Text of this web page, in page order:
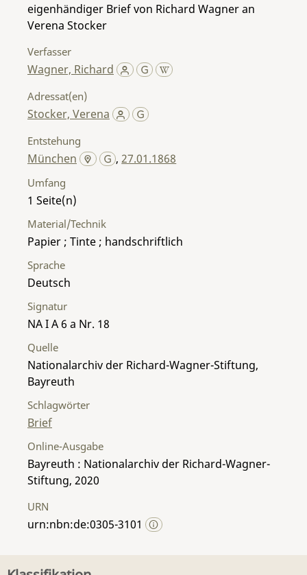
eigenhändiger Brief von Richard Wagner an
Verena Stocker
Verfasser
Wagner, Richard
Adressat(en)
Stocker, Verena
Entstehung
München ,27.01.1868
Umfang
1
Material/Technik
Papier ; Tinte ; handschriftlich
Sprache
Deutsch
Signatur
NA I A 6 a Nr. 18
Quelle
Nationalarchiv der Richard-Wagner-Stiftung,
Bayreuth
Schlagwörter
Brief
Online-Ausgabe
Bayreuth : Nationalarchiv der Richard-Wagner-
Stiftung, 2020
URN
urn:nbn:de:0305-3101